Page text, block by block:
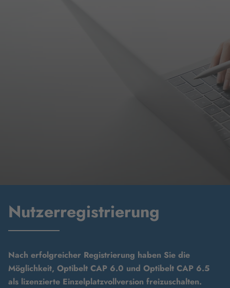
Nutzerregistrierung
Nach erfolgreicher Registrierung haben Sie die
Möglichkeit, Optibelt CAP 6.0 und Optibelt CAP 6.5
als lizenzierte Einzelplatzvollversion freizuschalten.